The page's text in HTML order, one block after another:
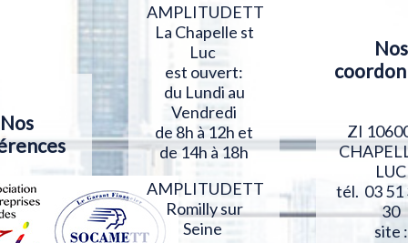
Nos
AMPLITUDETT
La Chapelle st
Luc
est ouvert:
du Lundi au
Vendredi
de 8h à 12h et
de 14h à 18h
AMPLITUDETT
Romilly sur
Seine
Nos
ZI
LUC
tél. 03 51
30
site :